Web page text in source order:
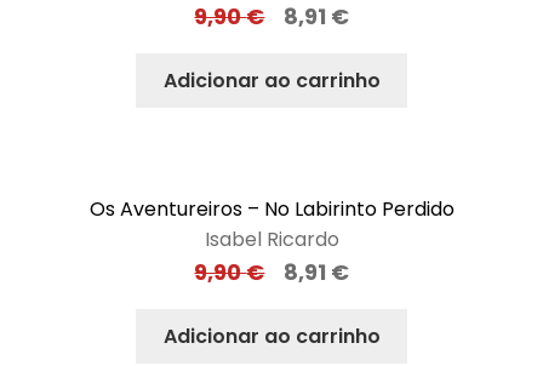
9,90€ 8,91 €
Adicionar ao carrinho
Os Aventureiros – No Labirinto Perdido
Isabel Ricardo
9,90€ 8,91 €
Adicionar ao carrinho